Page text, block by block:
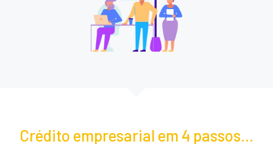
Crédito empresarial em 4 passos...